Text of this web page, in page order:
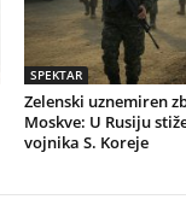
SPEKTAR
Zelenski uznemiren
Moskve: U Rusiju
vojnika S. Koreje